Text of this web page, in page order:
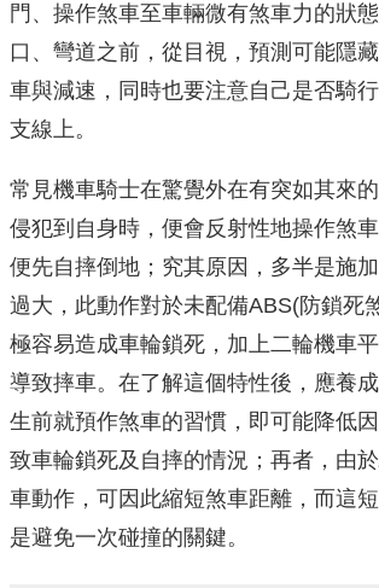
門、操作煞車至車輛微有煞車力的狀
口、 彎道之前，從目視，預測可能隱
車與減速，同時也要注意自己是否騎
支線上。
常見機車騎士在驚覺外在有突如其來
侵犯到自身時 ，便會反射性地操作煞
便先自摔倒地；究其原因， 多半是施
過大，此動作對於未配備ABS(防鎖死
極容易造成車輪鎖死，加上二輪機車平
導致摔車。在了解這個特性後，應養
生前就預作煞車的習慣，即可能降低
致車輪鎖死及自摔的情況；再者，由
車動作，可因此縮短煞車距離，而這
是避免一次碰撞的關鍵。